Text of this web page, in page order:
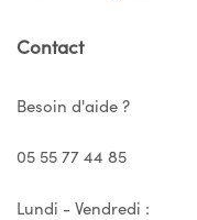
Contact
Besoin d'aide ?
05 55 77 44 85
Lundi - Vendredi :